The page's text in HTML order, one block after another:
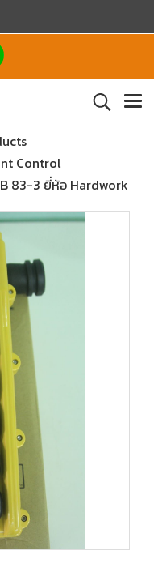
Control
83-3 ยี่ห้อ Hardwork